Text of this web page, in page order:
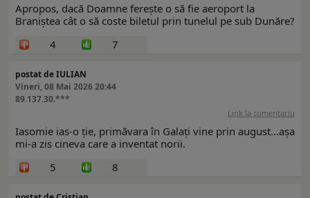
Apropos, dacă Doamne ferește o să fie aeroport la
Braniștea cât o să coste biletul prin tunelul pe sub Dunăre?
4
7
postat de IULIAN
Vineri, 08 Mai 2026 20:44
89.137.30.***
Link la comentariu
Iasomie ias-o ție, primăvara în Galați vine prin august...așa
mi-a zis cineva care a inventat norii.
5
8